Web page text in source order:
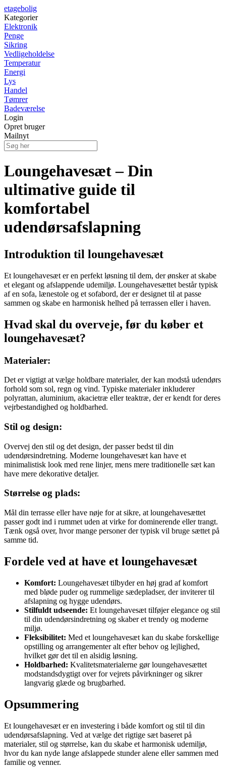
etagebolig
Kategorier
Elektronik
Penge
Sikring
Vedligeholdelse
Temperatur
Energi
Lys
Handel
Tømrer
Badeværelse
Login
Opret bruger
Mailnyt
Loungehavesæt – Din
ultimative guide til
komfortabel
udendørsafslapning
Introduktion til loungehavesæt
Et loungehavesæt er en perfekt løsning til dem, der ønsker at skabe
et elegant og afslappende udemiljø. Loungehavesættet består typisk
af en sofa, lænestole og et sofabord, der er designet til at passe
sammen og skabe en harmonisk helhed på terrassen eller i haven.
Hvad skal du overveje, før du køber et
loungehavesæt?
Materialer:
Det er vigtigt at vælge holdbare materialer, der kan modstå udendørs
forhold som sol, regn og vind. Typiske materialer inkluderer
polyrattan, aluminium, akacietræ eller teaktræ, der er kendt for deres
vejrbestandighed og holdbarhed.
Stil og design:
Overvej den stil og det design, der passer bedst til din
udendørsindretning. Moderne loungehavesæt kan have et
minimalistisk look med rene linjer, mens mere traditionelle sæt kan
have mere dekorative detaljer.
Størrelse og plads:
Mål din terrasse eller have nøje for at sikre, at loungehavesættet
passer godt ind i rummet uden at virke for dominerende eller trangt.
Tænk også over, hvor mange personer der typisk vil bruge sættet på
samme tid.
Fordele ved at have et loungehavesæt
Komfort: Loungehavesæt tilbyder en høj grad af komfort
med bløde puder og rummelige sædepladser, der inviterer til
afslapning og hygge udendørs.
Stilfuldt udseende: Et loungehavesæt tilføjer elegance og stil
til din udendørsindretning og skaber et trendy og moderne
miljø.
Fleksibilitet: Med et loungehavesæt kan du skabe forskellige
opstilling og arrangementer alt efter behov og lejlighed,
hvilket gør det til en alsidig løsning.
Holdbarhed: Kvalitetsmaterialerne gør loungehavesættet
modstandsdygtigt over for vejrets påvirkninger og sikrer
langvarig glæde og brugbarhed.
Opsummering
Et loungehavesæt er en investering i både komfort og stil til din
udendørsafslapning. Ved at vælge det rigtige sæt baseret på
materialer, stil og størrelse, kan du skabe et harmonisk udemiljø,
hvor du kan nyde lange afslappede stunder alene eller sammen med
familie og venner.